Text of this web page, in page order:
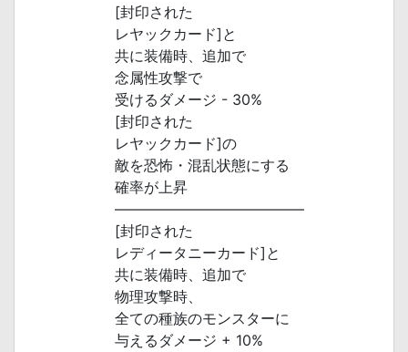
[封印された
レヤックカード]と
共に装備時、追加で
念属性攻撃で
受けるダメージ - 30%
[封印された
レヤックカード]の
敵を恐怖・混乱状態にする
確率が上昇
―――――――――――――
[封印された
レディータニーカード]と
共に装備時、追加で
物理攻撃時、
全ての種族のモンスターに
与えるダメージ + 10%